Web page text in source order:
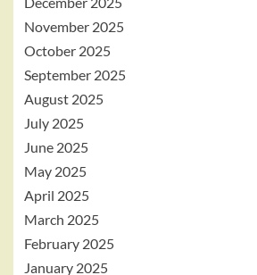
November 2025
October 2025
September 2025
August 2025
July 2025
June 2025
May 2025
April 2025
March 2025
February 2025
January 2025